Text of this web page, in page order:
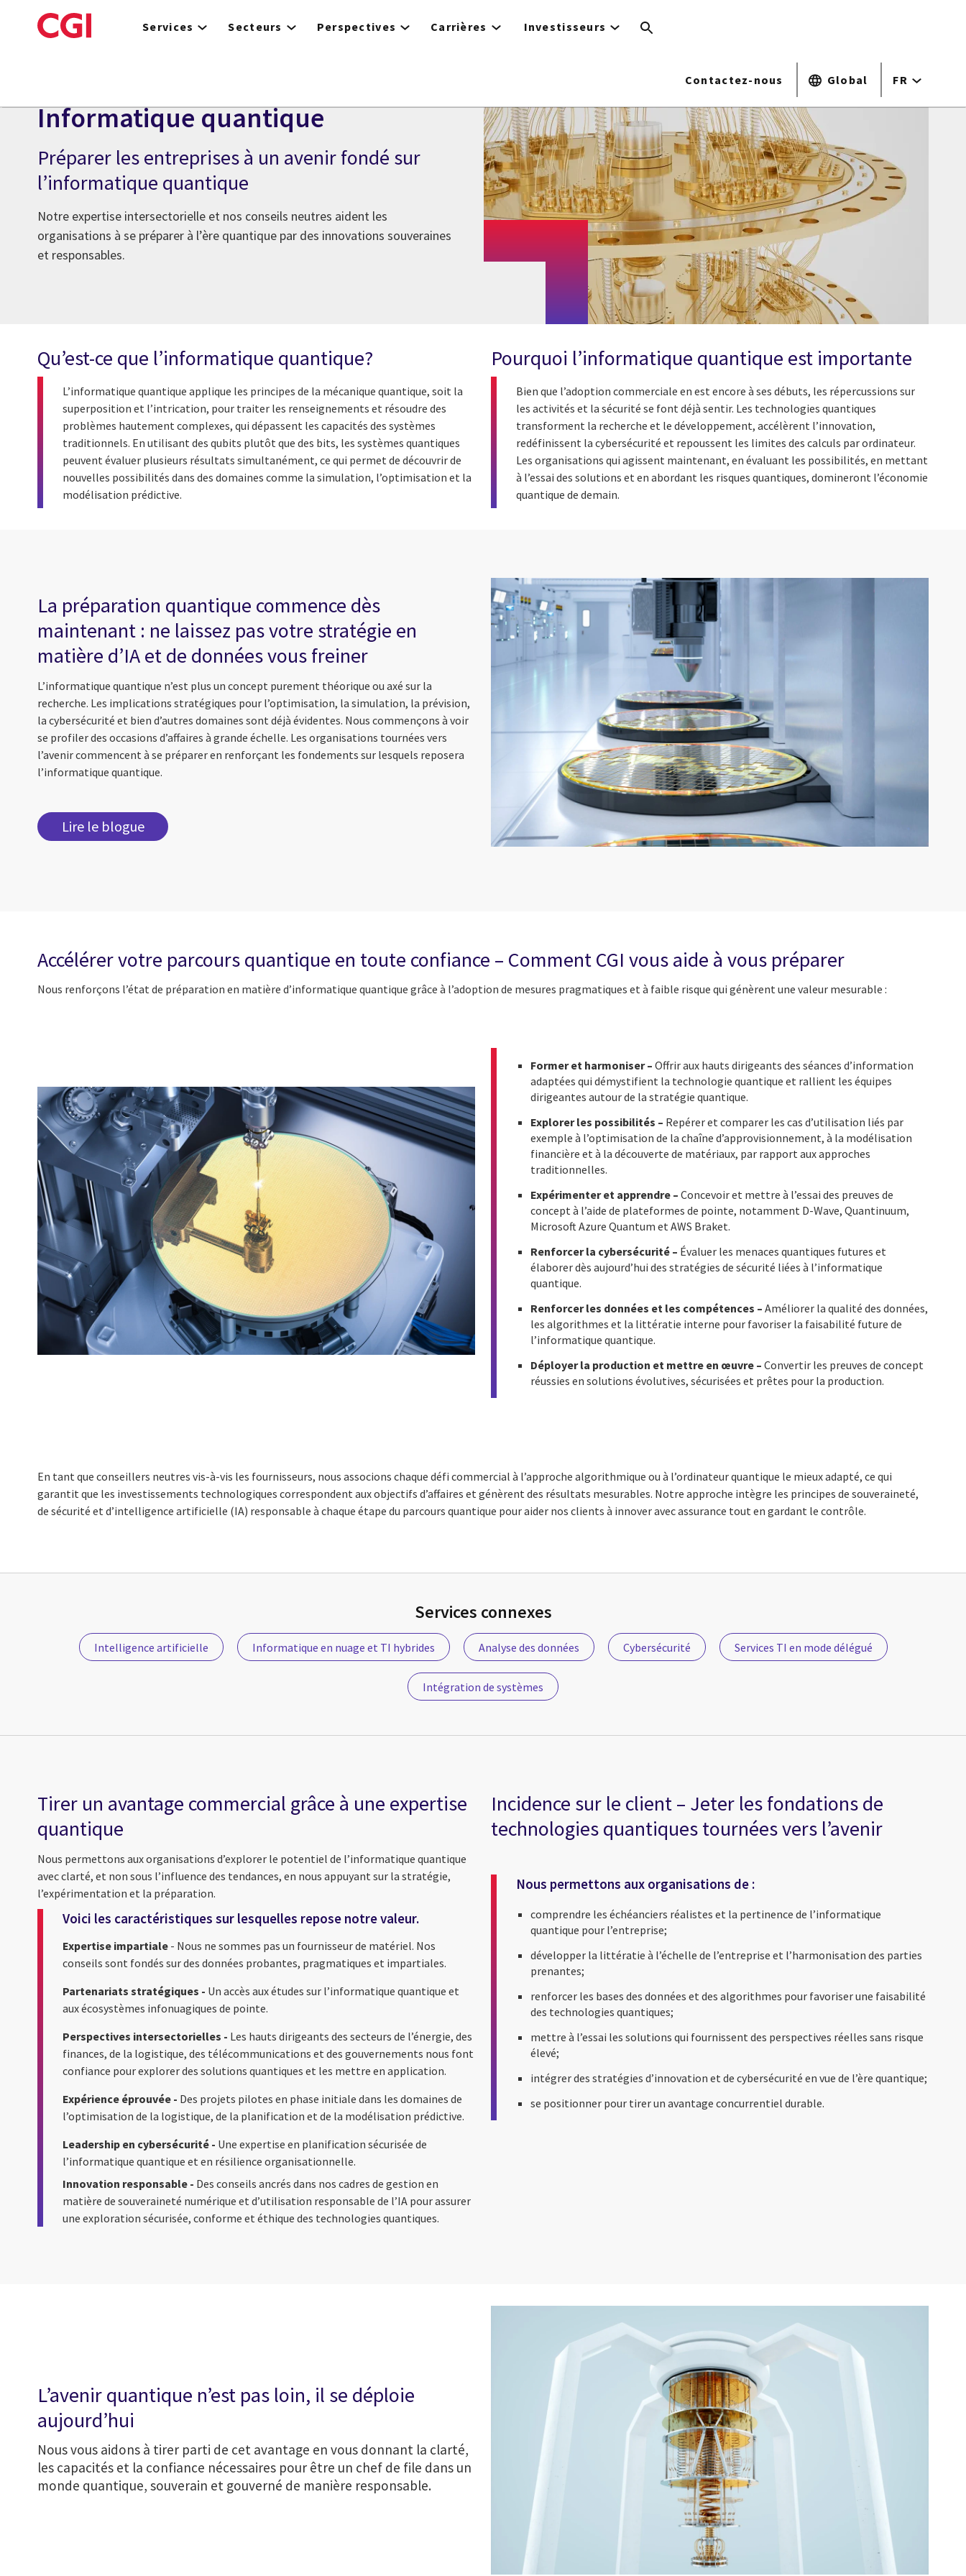
to
Services Secteurs Perspectives Carrières Investisseurs
Contactez-nous Global FR
Informatique quantique
Préparer les entreprises à un avenir fondé sur
l’informatique quantique
Notre expertise intersectorielle et nos conseils neutres aident les
organisations à se préparer à l’ère quantique par des innovations souveraines
et responsables.
Qu’est-ce que l’informatique quantique?
L’informatique quantique applique les principes de la mécanique quantique, soit la
superposition et l’intrication, pour traiter les renseignements et résoudre des
problèmes hautement complexes, qui dépassent les capacités des systèmes
traditionnels. En utilisant des qubits plutôt que des bits, les systèmes quantiques
peuvent évaluer plusieurs résultats simultanément, ce qui permet de découvrir de
nouvelles possibilités dans des domaines comme la simulation, l’optimisation et la
modélisation prédictive.
Pourquoi l’informatique quantique est importante
Bien que l’adoption commerciale en est encore à ses débuts, les répercussions sur
les activités et la sécurité se font déjà sentir. Les technologies quantiques
transforment la recherche et le développement, accélèrent l’innovation,
redéfinissent la cybersécurité et repoussent les limites des calculs par ordinateur.
Les organisations qui agissent maintenant, en évaluant les possibilités, en mettant
à l’essai des solutions et en abordant les risques quantiques, domineront l’économie
quantique de demain.
La préparation quantique commence dès
maintenant : ne laissez pas votre stratégie en
matière d’IA et de données vous freiner
L’informatique quantique n’est plus un concept purement théorique ou axé sur la
recherche. Les implications stratégiques pour l’optimisation, la simulation, la prévision,
la cybersécurité et bien d’autres domaines sont déjà évidentes. Nous commençons à voir
se profiler des occasions d’affaires à grande échelle. Les organisations tournées vers
l’avenir commencent à se préparer en renforçant les fondements sur lesquels reposera
l’informatique quantique.
Lire le blogue
Accélérer votre parcours quantique en toute confiance – Comment CGI vous aide à vous préparer
Nous renforçons l’état de préparation en matière d’informatique quantique grâce à l’adoption de mesures pragmatiques et à faible risque qui génèrent une valeur mesurable :
Former et harmoniser – Offrir aux hauts dirigeants des séances d’information
adaptées qui démystifient la technologie quantique et rallient les équipes
dirigeantes autour de la stratégie quantique.
Explorer les possibilités – Repérer et comparer les cas d’utilisation liés par
exemple à l’optimisation de la chaîne d’approvisionnement, à la modélisation
financière et à la découverte de matériaux, par rapport aux approches
traditionnelles.
Expérimenter et apprendre – Concevoir et mettre à l’essai des preuves de
concept à l’aide de plateformes de pointe, notamment D-Wave, Quantinuum,
Microsoft Azure Quantum et AWS Braket.
Renforcer la cybersécurité – Évaluer les menaces quantiques futures et
élaborer dès aujourd’hui des stratégies de sécurité liées à l’informatique
quantique.
Renforcer les données et les compétences – Améliorer la qualité des données,
les algorithmes et la littératie interne pour favoriser la faisabilité future de
l’informatique quantique.
Déployer la production et mettre en œuvre – Convertir les preuves de concept
réussies en solutions évolutives, sécurisées et prêtes pour la production.
En tant que conseillers neutres vis-à-vis les fournisseurs, nous associons chaque défi commercial à l’approche algorithmique ou à l’ordinateur quantique le mieux adapté, ce qui
garantit que les investissements technologiques correspondent aux objectifs d’affaires et génèrent des résultats mesurables. Notre approche intègre les principes de souveraineté,
de sécurité et d’intelligence artificielle (IA) responsable à chaque étape du parcours quantique pour aider nos clients à innover avec assurance tout en gardant le contrôle.
Services connexes
Intelligence artificielle Informatique en nuage et TI hybrides Analyse des données Cybersécurité Services TI en mode délégué
Intégration de systèmes
Tirer un avantage commercial grâce à une expertise
quantique
Nous permettons aux organisations d’explorer le potentiel de l’informatique quantique
avec clarté, et non sous l’influence des tendances, en nous appuyant sur la stratégie,
l’expérimentation et la préparation.
Voici les caractéristiques sur lesquelles repose notre valeur.
Expertise impartiale - Nous ne sommes pas un fournisseur de matériel. Nos
conseils sont fondés sur des données probantes, pragmatiques et impartiales.
Partenariats stratégiques - Un accès aux études sur l’informatique quantique et
aux écosystèmes infonuagiques de pointe.
Perspectives intersectorielles - Les hauts dirigeants des secteurs de l’énergie, des
finances, de la logistique, des télécommunications et des gouvernements nous font
confiance pour explorer des solutions quantiques et les mettre en application.
Expérience éprouvée - Des projets pilotes en phase initiale dans les domaines de
l’optimisation de la logistique, de la planification et de la modélisation prédictive.
Leadership en cybersécurité - Une expertise en planification sécurisée de
l’informatique quantique et en résilience organisationnelle.
Innovation responsable - Des conseils ancrés dans nos cadres de gestion en
matière de souveraineté numérique et d’utilisation responsable de l’IA pour assurer
une exploration sécurisée, conforme et éthique des technologies quantiques.
Incidence sur le client – Jeter les fondations de
technologies quantiques tournées vers l’avenir
Nous permettons aux organisations de :
comprendre les échéanciers réalistes et la pertinence de l’informatique
quantique pour l’entreprise;
développer la littératie à l’échelle de l’entreprise et l’harmonisation des parties
prenantes;
renforcer les bases des données et des algorithmes pour favoriser une faisabilité
des technologies quantiques;
mettre à l’essai les solutions qui fournissent des perspectives réelles sans risque
élevé;
intégrer des stratégies d’innovation et de cybersécurité en vue de l’ère quantique;
se positionner pour tirer un avantage concurrentiel durable.
L’avenir quantique n’est pas loin, il se déploie
aujourd’hui
Nous vous aidons à tirer parti de cet avantage en vous donnant la clarté,
les capacités et la confiance nécessaires pour être un chef de file dans un
monde quantique, souverain et gouverné de manière responsable.